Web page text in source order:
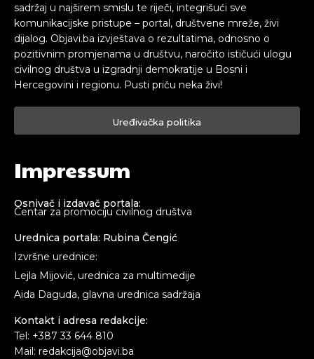
sadržaj u najširem smislu te riječi, integrišući sve
komunikacijske pristupe – portal, društvene mreže, živi
dijalog. Objavi.ba izvještava o rezultatima, odnosno o
pozitivnim promjenama u društvu, naročito ističući ulogu
civilnog društva u izgradnji demokratije u Bosni i
Hercegovini i regionu. Pusti priču neka živi!
Uređivačka politika
Impressum
Osnivač i izdavač portala:
Centar za promociju civilnog društva
Urednica portala: Rubina Čengić
Izvršne urednice:
Lejla Mijović, urednica za multimedije
Aida Daguda, glavna urednica sadržaja
Kontakt i adresa redakcije:
Tel: +387 33 644 810
Mail: redakcija@objavi.ba